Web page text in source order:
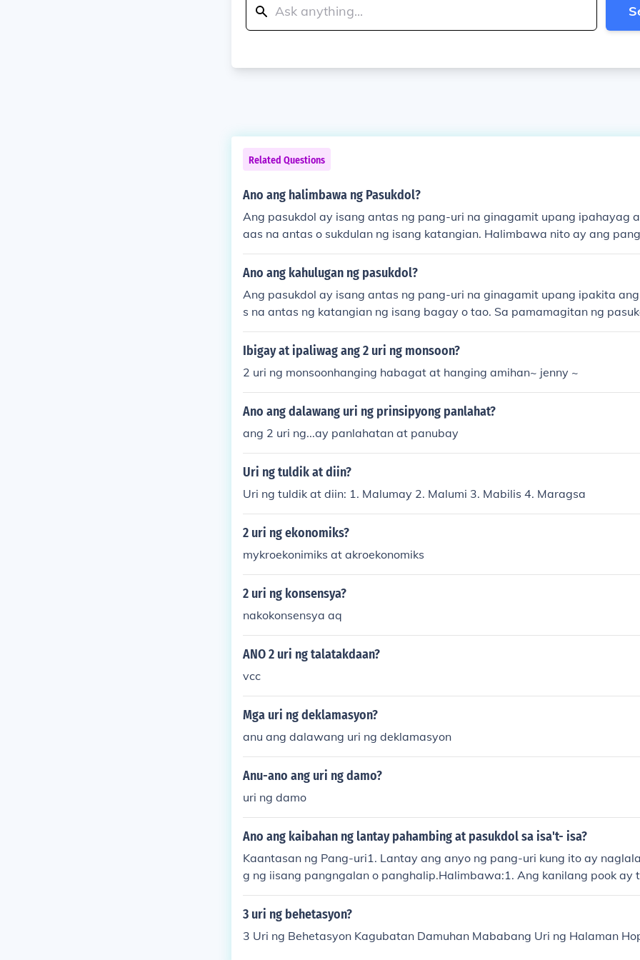
Related Questions
Ano ang halimbawa ng Pasukdol?
Ang pasukdol ay isang antas ng pang-uri na ginagamit upang ipahayag
aas na antas o sukdulan ng isang katangian. Halimbawa nito ay ang
pinakamaganda&quot; sa pangungusap na &quot;Siya ang
mga kandidata.&quot; Ang salitang &quot;pinakamaganda&quot; ay
Ano ang kahulugan ng pasukdol?
Ang pasukdol ay isang antas ng pang-uri na ginagamit upang ipakita
s na antas ng katangian ng isang bagay o tao. Sa pamamagitan ng
ayag ang matinding anyo ng isang katangian, halimbawa, ang
quot; o &quot;pinakamabilis.&quot; Ito ay kadalasang ginagamit sa
ay nagsisilbing paraan upang bigyang-diin ang sobrang tindi ng isang
Ibigay at ipaliwag ang 2 uri ng monsoon?
2 uri ng monsoonhanging habagat at hanging amihan~ jenny ~
Ano ang dalawang uri ng prinsipyong panlahat?
ang 2 uri ng...ay panlahatan at panubay
Uri ng tuldik at diin?
Uri ng tuldik at diin: 1. Malumay 2. Malumi 3. Mabilis 4. Maragsa
2 uri ng ekonomiks?
mykroekonimiks at akroekonomiks
2 uri ng konsensya?
nakokonsensya aq
ANO 2 uri ng talatakdaan?
vcc
Mga uri ng deklamasyon?
anu ang dalawang uri ng deklamasyon
Anu-ano ang uri ng damo?
uri ng damo
Ano ang kaibahan ng lantay pahambing at pasukdol sa isa't- isa?
Kaantasan ng Pang-uri1. Lantay ang anyo ng pang-uri kung ito ay
g ng iisang pangngalan o panghalip.Halimbawa:1. Ang kanilang pook ay
aria ay maganda.2. Pahambing ang pang-uri kung into ay
ng dalawang pangngalan o panghalip. May dalawang uri ng pang-uring
ngian ng isa sa dalawang pangngalan o pahmabing.Halimbawa:1. Mas
3 uri ng behetasyon?
3 Uri ng Behetasyon Kagubatan Damuhan Mababang Uri ng Halaman